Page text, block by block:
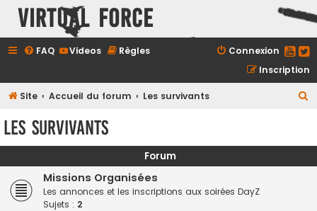
Virtual Force
FAQ Videos Règles
Connexion
Inscription
Site Accueil du forum Les survivants
e
Les survivants
Forum
Missions Organisées
Les annonces et les inscriptions aux soirées DayZ
Sujets : 2